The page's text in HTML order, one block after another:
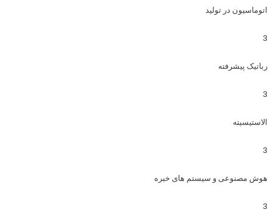
اتوماسیون در تولید
3
رباتیک پیشرفته
3
الاستیسیته
3
هوش مصنوعی و سیستم های خبره
3